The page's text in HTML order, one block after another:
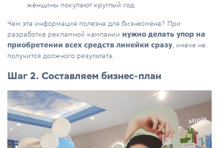
женщины покупают круглый год.
Чем эта информация полезна для бизнесмена? При
разработке рекламной кампании нужно делать упор на
приобретении всех средств линейки сразу, иначе не
получится должного результата.
Шаг 2. Составляем бизнес-план